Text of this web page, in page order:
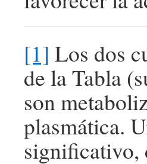
[1] Los dos
de la Tabla
son
plasmática.
significativo,